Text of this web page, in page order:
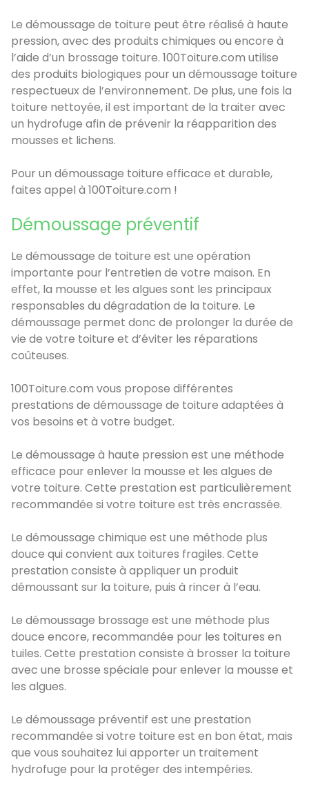
Le démoussage de toiture peut être réalisé à haute
pression, avec des produits chimiques ou encore à
l’aide d’un brossage toiture. 100Toiture.com utilise
des produits biologiques pour un démoussage toiture
respectueux de l’environnement. De plus, une fois la
toiture nettoyée, il est important de la traiter avec
un hydrofuge afin de prévenir la réapparition des
mousses et lichens.
Pour un démoussage toiture efficace et durable,
faites appel à 100Toiture.com !
Démoussage préventif
Le démoussage de toiture est une opération
importante pour l’entretien de votre maison. En
effet, la mousse et les algues sont les principaux
responsables du dégradation de la toiture. Le
démoussage permet donc de prolonger la durée de
vie de votre toiture et d’éviter les réparations
coûteuses.
100Toiture.com vous propose différentes
prestations de démoussage de toiture adaptées à
vos besoins et à votre budget.
Le démoussage à haute pression est une méthode
efficace pour enlever la mousse et les algues de
votre toiture. Cette prestation est particulièrement
recommandée si votre toiture est très encrassée.
Le démoussage chimique est une méthode plus
douce qui convient aux toitures fragiles. Cette
prestation consiste à appliquer un produit
démoussant sur la toiture, puis à rincer à l’eau.
Le démoussage brossage est une méthode plus
douce encore, recommandée pour les toitures en
tuiles. Cette prestation consiste à brosser la toiture
avec une brosse spéciale pour enlever la mousse et
les algues.
Le démoussage préventif est une prestation
recommandée si votre toiture est en bon état, mais
que vous souhaitez lui apporter un traitement
hydrofuge pour la protéger des intempéries.